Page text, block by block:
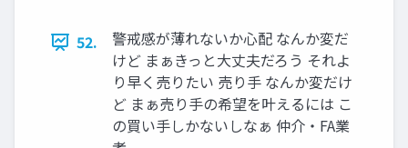
52.
警戒感が薄れないか心配 なんか変だ
けど まぁきっと大丈夫だろう それよ
り早く売りたい 売り手 なんか変だけ
ど まぁ売り手の希望を叶えるには こ
の買い手しかないしなぁ 仲介・FA業